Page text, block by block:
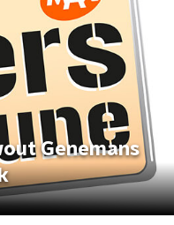
Genemans